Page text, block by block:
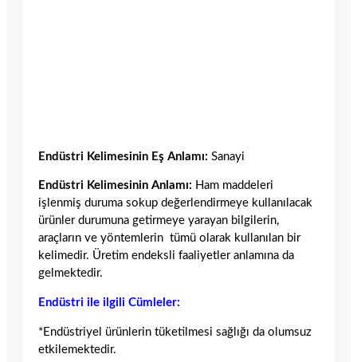
Endüstri Kelimesinin Eş Anlamı: Sanayi
Endüstri Kelimesinin Anlamı: Ham maddeleri
işlenmiş duruma sokup değerlendirmeye kullanılacak
ürünler durumuna getirmeye yarayan bilgilerin,
araçların ve yöntemlerin tümü olarak kullanılan bir
kelimedir. Üretim endeksli faaliyetler anlamına da
gelmektedir.
Endüstri ile ilgili Cümleler:
*Endüstriyel ürünlerin tüketilmesi sağlığı da olumsuz
etkilemektedir.